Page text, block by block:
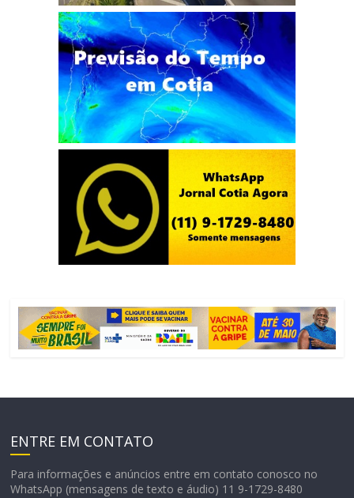
ENTRE EM CONTATO
Para informações e anúncios entre em contato conosco no
WhatsApp (mensagens de texto e áudio) 11 9-1729-8480